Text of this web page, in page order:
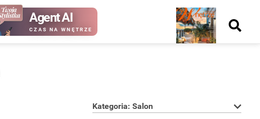
Agent AI
CZAS NA WNĘTRZE
Nowy
numer
Kategoria: Salon